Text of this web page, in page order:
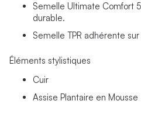
Semelle Ultimate Comfort
durable.
Semelle TPR adhérente
Éléments stylistiques
Cuir
Assise Plantaire en Mousse